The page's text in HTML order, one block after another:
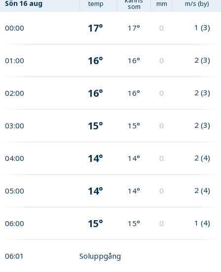
Sön 16 aug temp som mm m/s (by)
00:00 17° 17° 0 1 (3)
01:00 16° 16° 0 2 (3)
02:00 16° 16° 0 2 (3)
03:00 15° 15° 0 2 (3)
04:00 14° 14° 0 2 (4)
05:00 14° 14° 0 2 (4)
06:00 15° 15° 0 1 (4)
06:01 Soluppgång